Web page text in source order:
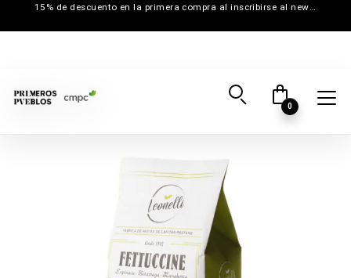
15% de descuento en la primera compra al inscribirse al newsletter
0